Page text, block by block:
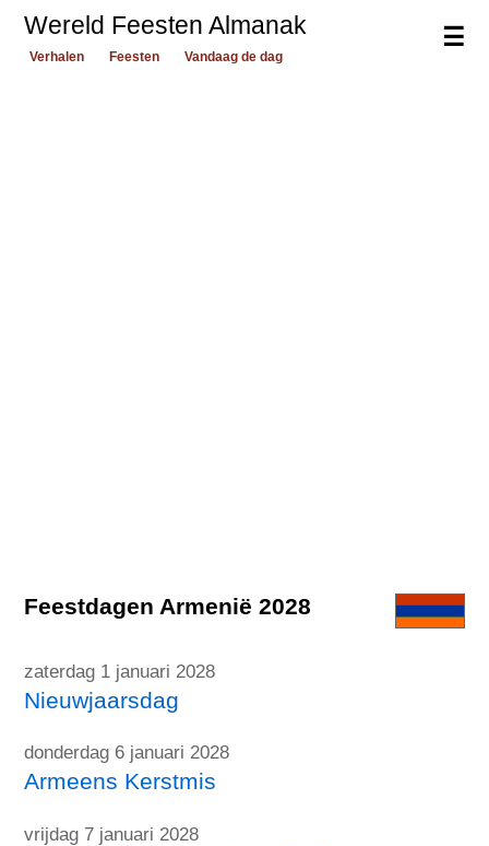
☰
Wereld Feesten Almanak
Verhalen Feesten Vandaag de dag
Feestdagen Armenië 2028
zaterdag 1 januari 2028
Nieuwjaarsdag
donderdag 6 januari 2028
Armeens Kerstmis
vrijdag 7 januari 2028